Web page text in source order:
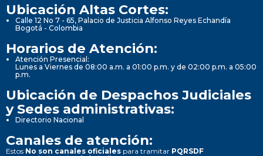
Ubicación Altas Cortes:
Calle 12 No 7 - 65, Palacio de Justicia Alfonso Reyes Echandía
Bogotá - Colombia
Horarios de Atención:
Atención Presencial:
Lunes a Viernes de 08:00 a.m. a 01:00 p.m. y de 02:00 p.m. a 05:00
p.m.
Ubicación de Despachos Judiciales
y Sedes administrativas:
Directorio Nacional
Canales de atención:
Estos No son canales oficiales para tramitar PQRSDF